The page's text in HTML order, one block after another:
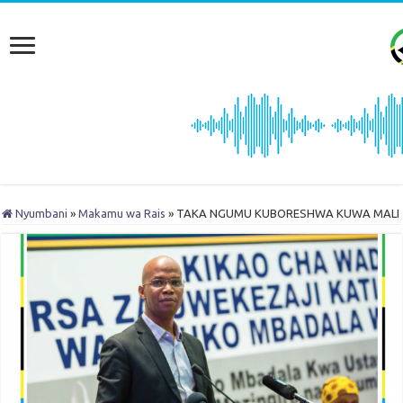
Nyumbani » Makamu wa Rais » TAKA NGUMU KUBORESHWA KUWA MALI